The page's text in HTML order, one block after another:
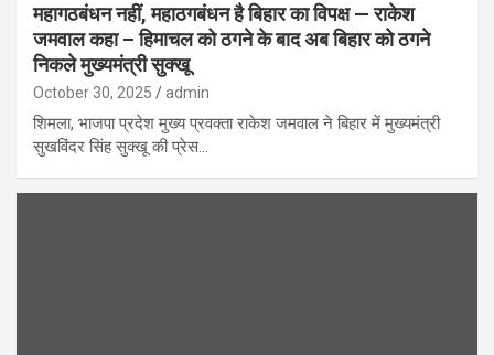
महागठबंधन नहीं, महाठगबंधन है बिहार का विपक्ष — राकेश
जमवाल कहा – हिमाचल को ठगने के बाद अब बिहार को ठगने
निकले मुख्यमंत्री सुक्खू
October 30, 2025 admin
शिमला, भाजपा प्रदेश मुख्य प्रवक्ता राकेश जमवाल ने बिहार में मुख्यमंत्री
सुखविंदर सिंह सुक्खू की प्रेस…